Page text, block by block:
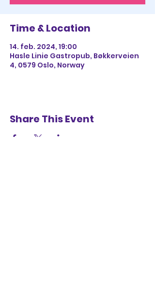
Time & Location
14. feb. 2024, 19:00
Hasle Linie Gastropub, Bøkkerveien
4, 0579 Oslo, Norway
Share This Event